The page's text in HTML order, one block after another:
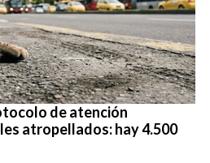
de atención
atropellados: hay 4.500